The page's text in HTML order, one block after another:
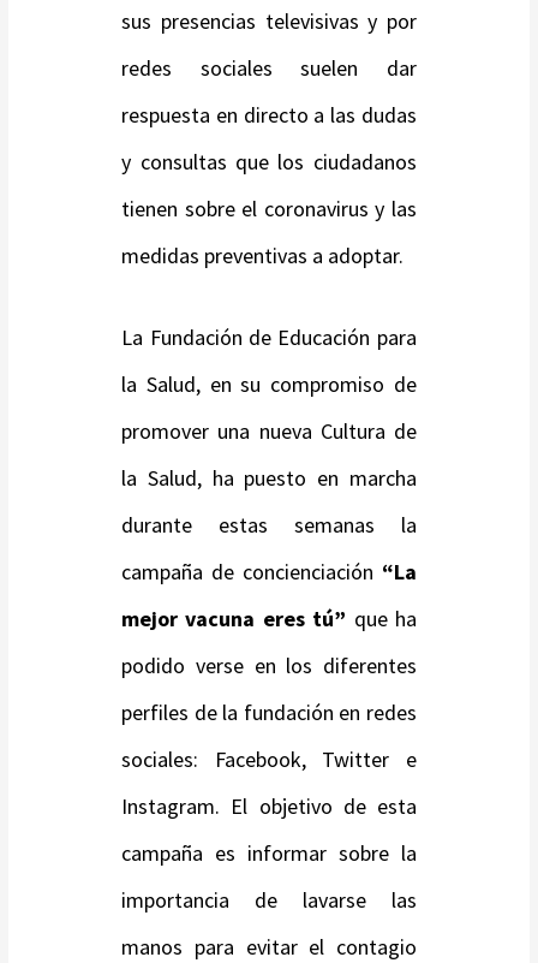
sus presencias televisivas y por
redes sociales suelen dar
respuesta en directo a las dudas
y consultas que los ciudadanos
tienen sobre el coronavirus y las
medidas preventivas a adoptar.
La Fundación de Educación para
la Salud, en su compromiso de
promover una nueva Cultura de
la Salud, ha puesto en marcha
durante estas semanas la
campaña de concienciación “La
mejor vacuna eres tú” que ha
podido verse en los diferentes
perfiles de la fundación en redes
sociales: Facebook, Twitter e
Instagram. El objetivo de esta
campaña es informar sobre la
importancia de lavarse las
manos para evitar el contagio